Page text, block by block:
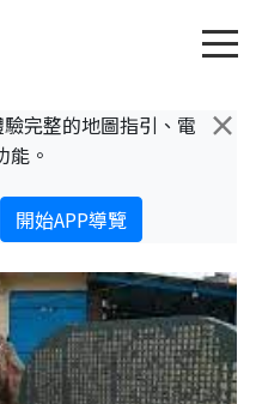
×
驗完整的地圖指引、電
能。
開始APP導覽